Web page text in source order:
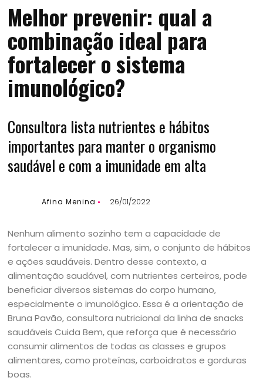
Melhor prevenir: qual a
combinação ideal para
fortalecer o sistema
imunológico?
Consultora lista nutrientes e hábitos
importantes para manter o organismo
saudável e com a imunidade em alta
Afina Menina 26/01/2022
Nenhum alimento sozinho tem a capacidade de
fortalecer a imunidade. Mas, sim, o conjunto de hábitos
e ações saudáveis. Dentro desse contexto, a
alimentação saudável, com nutrientes certeiros, pode
beneficiar diversos sistemas do corpo humano,
especialmente o imunológico. Essa é a orientação de
Bruna Pavão, consultora nutricional da linha de snacks
saudáveis Cuida Bem, que reforça que é necessário
consumir alimentos de todas as classes e grupos
alimentares, como proteínas, carboidratos e gorduras
boas.